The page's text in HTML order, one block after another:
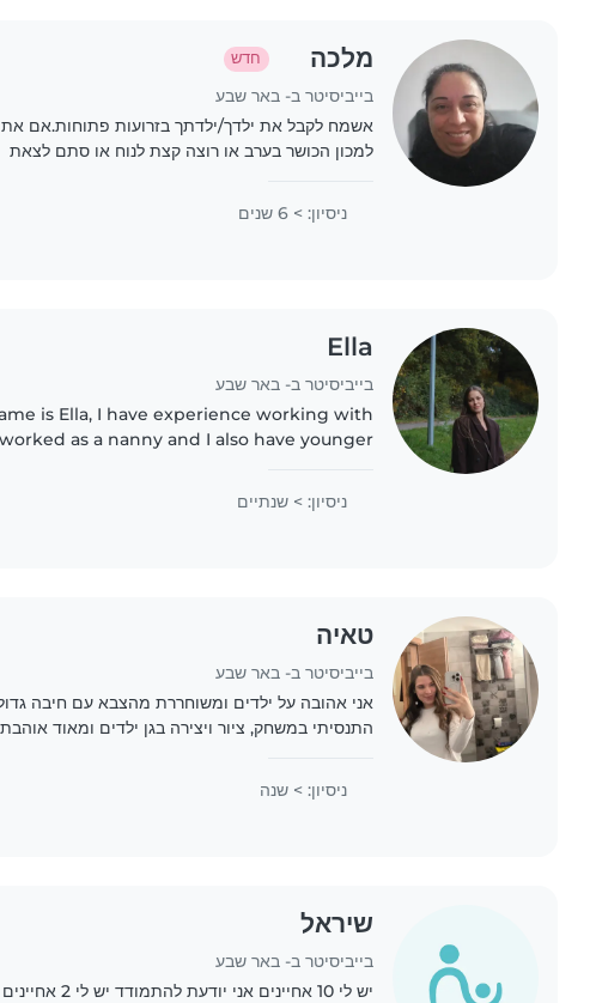
מלכה חדש
בייביסיטר ב- באר שבע
אשמח לקבל את ילדך/ילדתך בזרועות פתוחות.אם את
למכון הכושר בערב או רוצה קצת לנוח או סתם לצאת
ניסיון: > 6 שנים
Ella
בייביסיטר ב- באר שבע
is Ella, I have experience working with
as a nanny and I also have younger
ניסיון: > שנתיים
טאיה
בייביסיטר ב- באר שבע
אני אהובה על ילדים ומשוחררת מהצבא עם חיבה
התנסיתי במשחק, ציור ויצירה בגן ילדים ומאוד
ניסיון: > שנה
שיראל
בייביסיטר ב- באר שבע
יש לי 10 אחיינים אני